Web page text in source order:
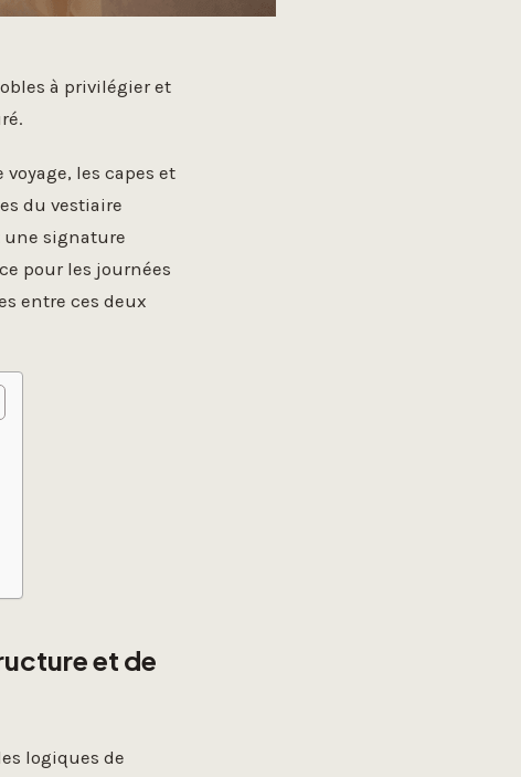
à privilégier et
les capes et
du vestiaire
une signature
pour les journées
entre ces deux
et de
logiques de